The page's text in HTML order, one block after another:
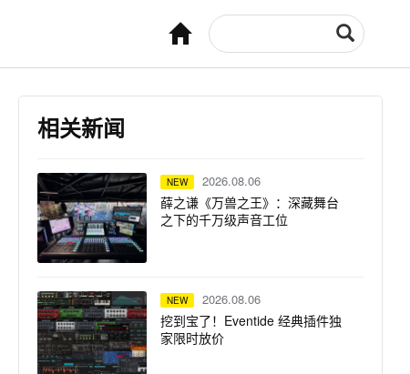
相关新闻
NEW 2026.08.06
薛之谦《万兽之王》：深藏舞台
之下的千万级声音工位
NEW 2026.08.06
挖到宝了！Eventide 经典插件独
家限时放价